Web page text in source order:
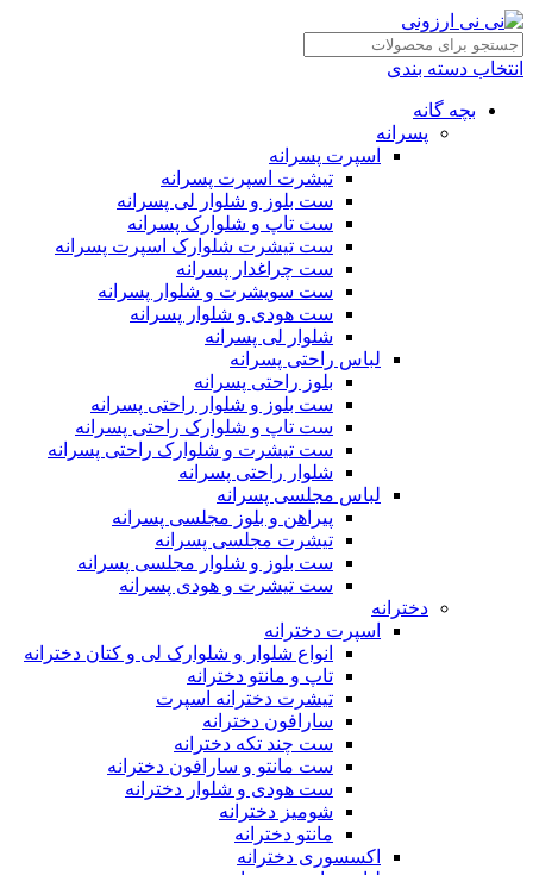
انتخاب دسته بندی
بچه گانه
پسرانه
اسپرت پسرانه
تیشرت اسپرت پسرانه
ست بلوز و شلوار لی پسرانه
ست تاپ و شلوارک پسرانه
ست تیشرت شلوارک اسپرت پسرانه
ست چراغدار پسرانه
ست سویشرت و شلوار پسرانه
ست هودی و شلوار پسرانه
شلوار لی پسرانه
لباس راحتی پسرانه
بلوز راحتی پسرانه
ست بلوز و شلوار راحتی پسرانه
ست تاپ و شلوارک راحتی پسرانه
ست تیشرت و شلوارک راحتی پسرانه
شلوار راحتی پسرانه
لباس مجلسی پسرانه
پیراهن و بلوز مجلسی پسرانه
تیشرت مجلسی پسرانه
ست بلوز و شلوار مجلسی پسرانه
ست تیشرت و هودی پسرانه
دخترانه
اسپرت دخترانه
انواع شلوار و شلوارک لی و کتان دخترانه
تاپ و مانتو دخترانه
تیشرت دخترانه اسپرت
سارافون دخترانه
ست چند تکه دخترانه
ست مانتو و سارافون دخترانه
ست هودی و شلوار دخترانه
شومیز دخترانه
مانتو دخترانه
اکسسوری دخترانه